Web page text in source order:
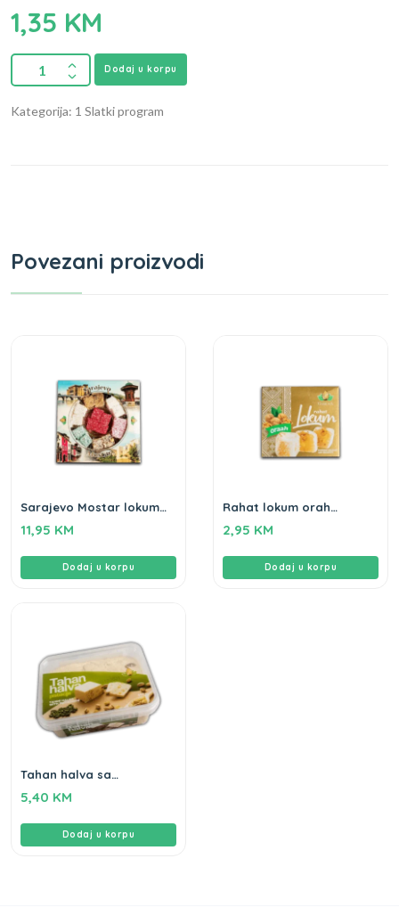
1,35 KM
Dodaj u korpu
Kategorija: 1 Slatki program
Povezani proizvodi
Sarajevo Mostar lokum
11,95 KM
Dodaj u korpu
Rahat lokum orah
2,95 KM
Dodaj u korpu
Tahan halva sa
250g
5,40 KM
Dodaj u korpu